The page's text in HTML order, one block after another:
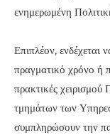
ενημερωμένη
Επιπλέον, ενδέχεται
πραγματικό χρόνο ή
πρακτικές
τμημάτων των
συμπληρώσουν την